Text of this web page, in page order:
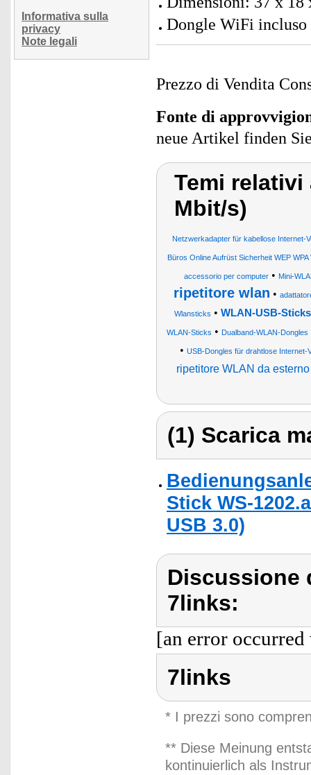
Informativa sulla
privacy
Note legali
Dongle WiFi
Prezzo di Vendita
Fonte di
neue Artikel finden
Temi relativi
Mbit/s)
Netzwerkadapter für kabellose Internet-
Büros Online Aufrüst Sicherheit WEP
accessorio per computer• Mini-
ripetitore wlan •
Wlansticks • WLAN-USB-Sticks
WLAN-Sticks • Dualband-WLAN-Dongles
• USB-Dongles für drahtlose
ripetitore WLAN da esterno
(1) Scarica
Stick WS-
USB 3.0)
Discussione
7links:
[an error
7links
* I prezzi sono
** Diese Meinung
kontinuierlich als